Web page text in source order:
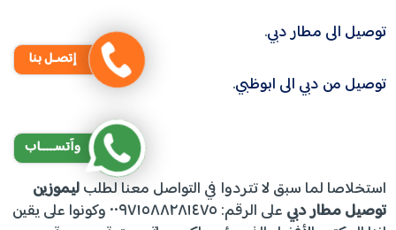
توصيل الى مطار دبي.
توصيل من دبي الى ابوظبي.
استخلاصا لما سبق لا تتردوا في التواصل معنا لطلبليموزين
توصيل مطار دبي
على الرقم: ٠٠٩٧١٥٨٨٢٨١٤٧٥ وكونوا على يقين
إتصـل بنا
وآتســــاب